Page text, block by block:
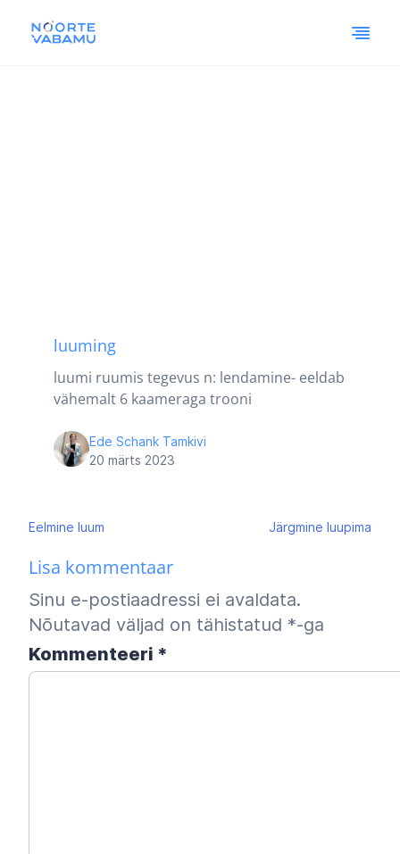
luuming
luumi ruumis tegevus n: lendamine- eeldab
vähemalt 6 kaameraga trooni
Ede Schank Tamkivi
20 märts 2023
Navigeerimine
Eelmine luum Järgmine luupima
Lisa kommentaar
Sinu e-postiaadressi ei avaldata.
Nõutavad väljad on tähistatud *-ga
Kommenteeri *